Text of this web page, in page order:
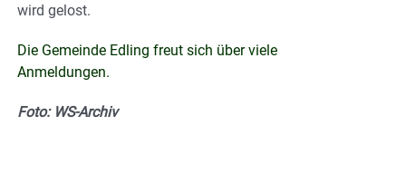
wird gelost.
Die Gemeinde Edling freut sich über viele
Anmeldungen.
Foto: WS-Archiv